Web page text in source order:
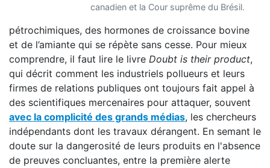
canadien et la Cour suprême du Brésil.
pétrochimiques, des hormones de croissance bovine
et de l’amiante qui se répète sans cesse. Pour mieux
comprendre, il faut lire le livre Doubt is their product,
qui décrit comment les industriels pollueurs et leurs
firmes de relations publiques ont toujours fait appel à
des scientifiques mercenaires pour attaquer, souvent
avec la complicité des grands médias, les chercheurs
indépendants dont les travaux dérangent. En semant le
doute sur la dangerosité de leurs produits en l'absence
de preuves concluantes, entre la première alerte